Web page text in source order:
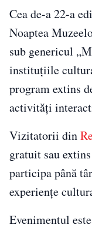
Cea de-a 22-a
Noaptea
sub genericul
instituțiile
program extins
activități
Vizitatorii din
gratuit sau
participa până
experiențe
Evenimentul